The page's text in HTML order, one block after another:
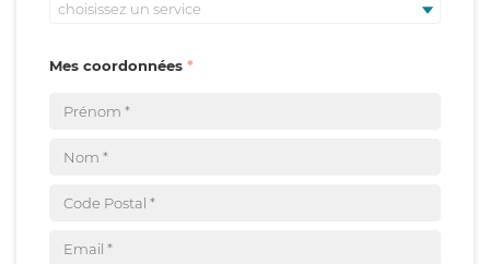
choisissez un service
Mes coordonnées